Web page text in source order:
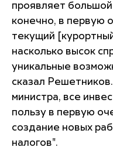
проявляет
конечно, в первую
текущий
насколько высок
уникальные
сказал
министра, все
пользу в первую
создание новых
налогов".